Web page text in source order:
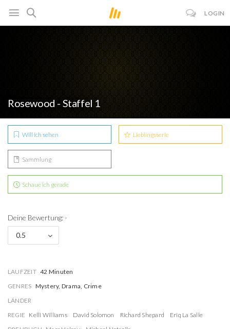
LOGIN
Rosewood - Staffel 1
Will ich sehen Lieblingsserie
Sammlung
Schaue ich gerade
Deine Bewertung: -
0.5
LAUFZEIT 42 Minuten
GENRES Mystery, Drama, Crime
LÄNDER
REGIE Kelli Williams David Solomon Richard Shepard
Eriq La Salle